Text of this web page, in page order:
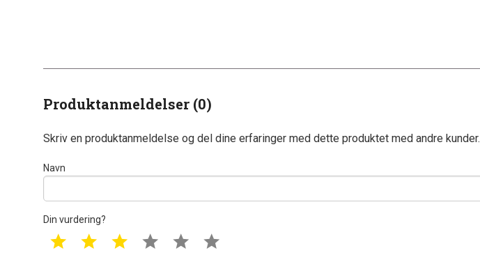
Produktanmeldelser (0)
Skriv en produktanmeldelse og del dine erfaringer med dette produktet med andre kunder.
Navn
Din vurdering?
1 star 2 star 3 star 4 star 5 star